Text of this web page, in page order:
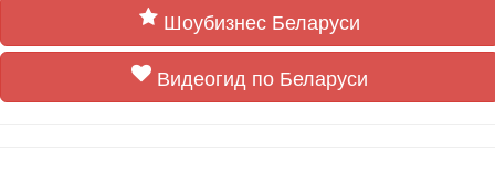
Шоубизнес Беларуси
Видеогид по Беларуси